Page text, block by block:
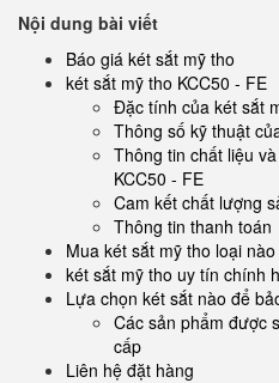
Nội dung bài viết
Báo giá két sắt mỹ tho
két sắt mỹ tho KCC50 - FE
Đặc tính của két sắt
Thông số kỹ thuật
Thông tin chất liệu
KCC50 - FE
Cam kết chất lượng
Thông tin thanh toán
Mua két sắt mỹ tho loại
két sắt mỹ tho uy tín chính
Lựa chọn két sắt nào để
Các sản phẩm được
cấp
Liên hệ đặt hàng